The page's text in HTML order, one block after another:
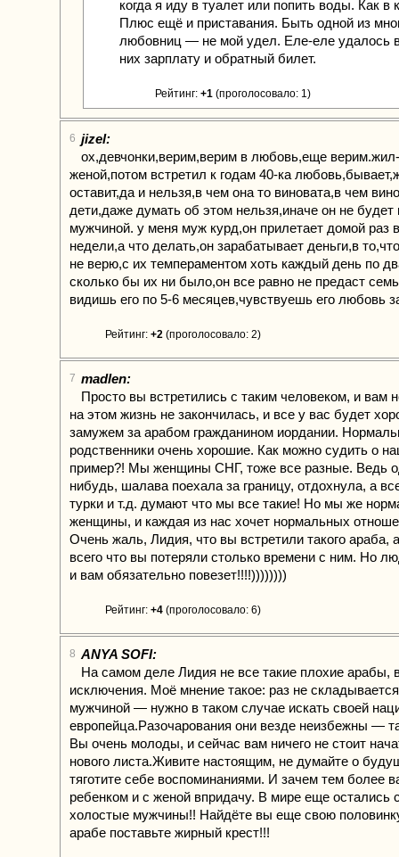
когда я иду в туалет или попить воды. Как в
Плюс ещё и приставания. Быть одной из
любовниц — не мой удел. Еле-еле удалось
них зарплату и обратный билет.
Рейтинг: +1 (проголосовало: 1)
6 jizel:
ох,девчонки,верим,верим в любовь,еще
женой,потом встретил к годам 40-ка
оставит,да и нельзя,в чем она то виновата,в чем
дети,даже думать об этом нельзя,иначе он не
мужчиной. у меня муж курд,он прилетает домой раз
недели,а что делать,он зарабатывает деньги,в
не верю,с их темпераментом хоть каждый день по
сколько бы их ни было,он все равно не предаст
видишь его по 5-6 месяцев,чувствуешь его любовь
Рейтинг: +2 (проголосовало: 2)
7 madlen:
Просто вы встретились с таким человеком, и вам
на этом жизнь не закончилась, и все у вас будет
замужем за арабом гражданином иордании.
родственники очень хорошие. Как можно судить о
пример?! Мы женщины СНГ, тоже все разные. Ведь
нибудь, шалава поехала за границу, отдохнула, а
турки и т.д. думают что мы все такие! Но мы же
женщины, и каждая из нас хочет нормальных
Очень жаль, Лидия, что вы встретили такого араба,
всего что вы потеряли столько времени с ним. Но
и вам обязательно повезет!!!!))))))))
Рейтинг: +4 (проголосовало: 6)
8 ANYA SOFI:
На самом деле Лидия не все такие плохие арабы,
исключения. Моё мнение такое: раз не
мужчиной — нужно в таком случае искать своей
европейца.Разочарования они везде неизбежны —
Вы очень молоды, и сейчас вам ничего не стоит
нового листа.Живите настоящим, не думайте о
тяготите себе воспоминаниями. И зачем тем более
ребенком и с женой впридачу. В мире еще остались
холостые мужчины!! Найдёте вы еще свою
арабе поставьте жирный крест!!!